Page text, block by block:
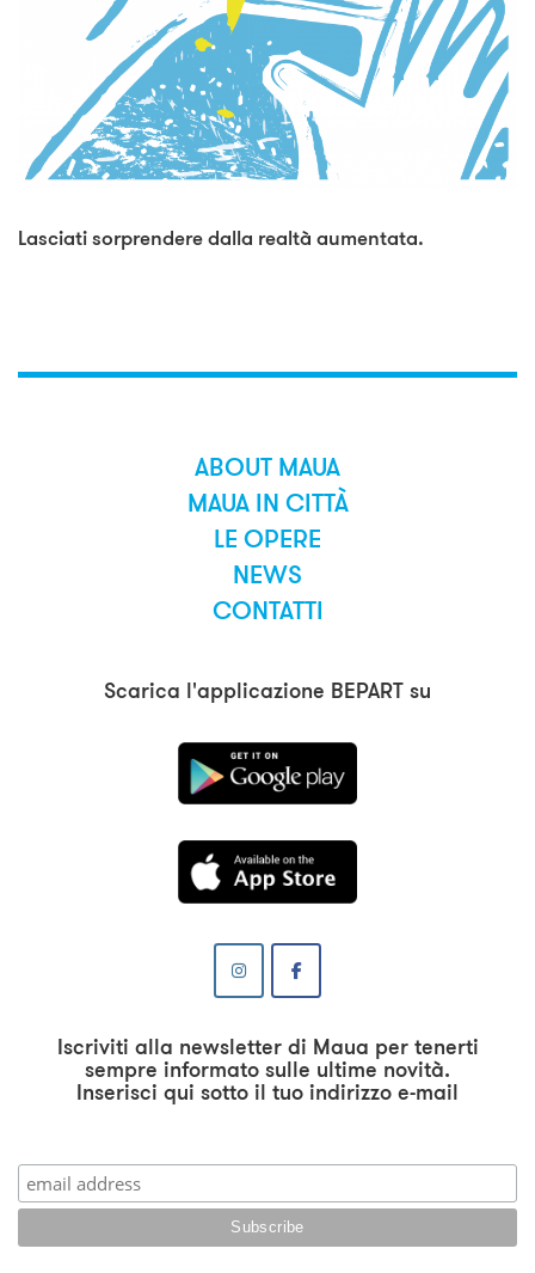
Lasciati sorprendere dalla realtà aumentata.
ABOUT MAUA
MAUA IN CITTÀ
LE OPERE
NEWS
CONTATTI
Scarica l'applicazione BEPART su
Iscriviti alla newsletter di Maua per tenerti
sempre informato sulle ultime novità.
Inserisci qui sotto il tuo indirizzo e-mail